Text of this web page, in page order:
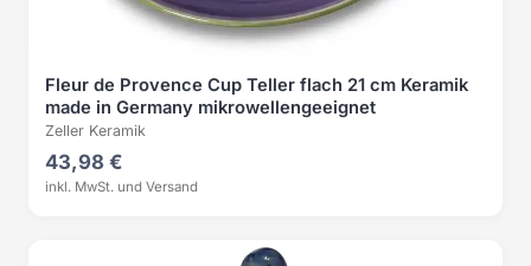
Fleur de Provence Cup Teller flach 21 cm Keramik
made in Germany mikrowellengeeignet
Zeller Keramik
43,98 €
inkl. MwSt. und Versand